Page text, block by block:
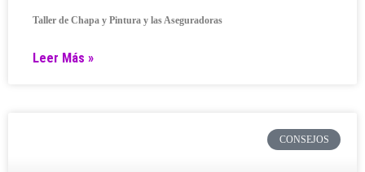
Taller de Chapa y Pintura y las Aseguradoras
Leer Más »
CONSEJOS